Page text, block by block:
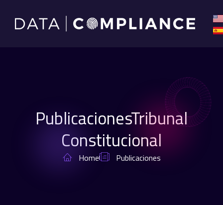
PublicacionesTribunal
Constitucional
Home Publicaciones